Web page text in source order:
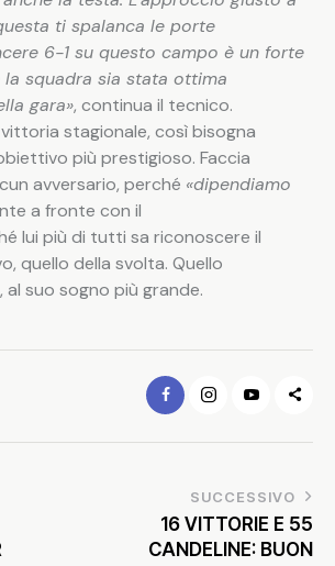
ti spalanca le porte
6-1 su questo campo è un forte
squadra sia stata ottima
gara», continua il tecnico.
vittoria stagionale, così bisogna
più prestigioso. Faccia
avversario, perché «dipendiamo
a fronte con il
lui più di tutti sa riconoscere il
quello della svolta. Quello
suo sogno più grande.
SUCCESSIVO
16 VITTORIE E 55
CANDELINE: BUON